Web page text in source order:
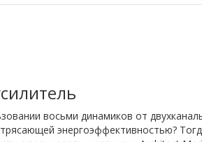
восьми динамиков от
энергоэффективностью?